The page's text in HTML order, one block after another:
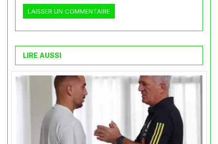
LIRE AUSSI